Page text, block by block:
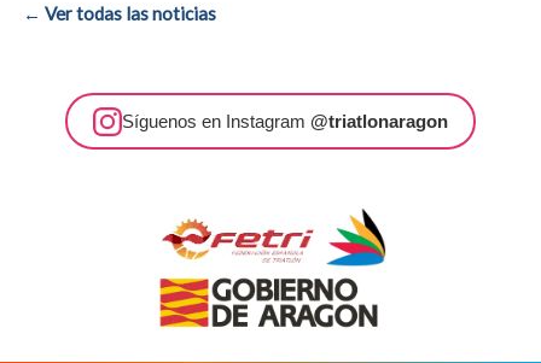
← Ver todas las noticias
Síguenos en Instagram @triatlonaragon